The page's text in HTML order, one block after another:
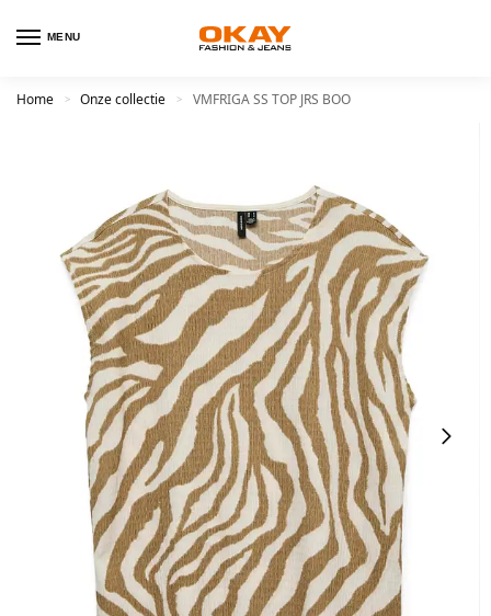
MENU
Home > Onze collectie > VMFRIGA SS TOP JRS BOO